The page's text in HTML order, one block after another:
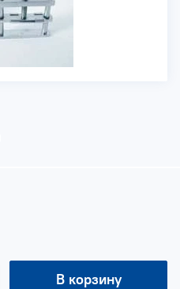
В корзину